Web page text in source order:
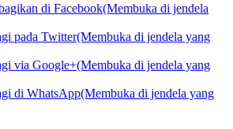
di Facebook(Membuka di jendela
pada Twitter(Membuka di jendela yang
via Google+(Membuka di jendela yang
di WhatsApp(Membuka di jendela yang